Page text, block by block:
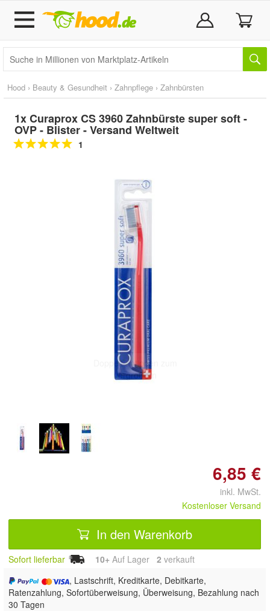
Hood › Beauty & Gesundheit › Zahnpflege › Zahnbürsten
1x Curaprox CS 3960 Zahnbürste super soft -
OVP - Blister - Versand Weltweit
1
Doppelt antippen zum
vergrößern
6,85 €
inkl. MwSt.
Kostenloser Versand
In den Warenkorb
Sofort lieferbar 10+ Auf Lager 2 verkauft
, Lastschrift, Kreditkarte, Debitkarte,
Ratenzahlung, Sofortüberweisung, Überweisung, Bezahlung nach
30 Tagen